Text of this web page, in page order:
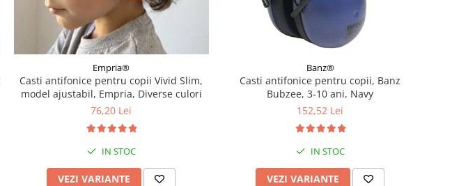
Empria®
Casti antifonice pentru copii Vivid Slim,
model ajustabil, Empria, Diverse culori
76,20 Lei
IN STOC
VEZI VARIANTE
Banz®
Casti antifonice pentru copii, Banz
Bubzee, 3-10 ani, Navy
152,52 Lei
IN STOC
VEZI VARIANTE